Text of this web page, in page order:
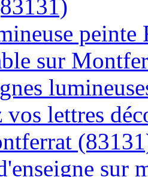
sur
vos lettres
sur